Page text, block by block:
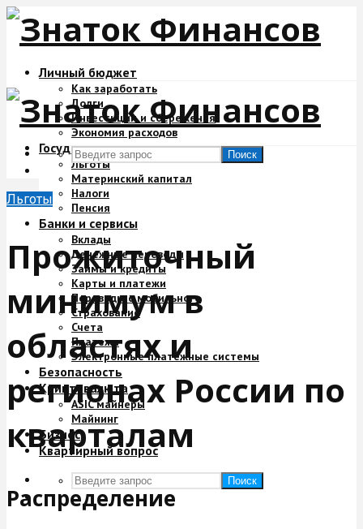
Личный бюджет
Как заработать
Долги
Инвестиции и сбережения
Экономия расходов
Государство и деньги
Льготы
Материнский капитал
Налоги
Пенсия
Банки и сервисы
Вклады
Денежные переводы
Займы и кредиты
Карты и платежи
Переводы с мобильного
Страхование
Счета
Платежи
Электронные платежные системы
Безопасность
Криптовалюта
ASIC майнеры
Майнинг
Бизнес
Квартирный вопрос
Поиск
Поиск
Льготы
Прожиточный
минимум в
областях и
регионах России по
кварталам
Распределение